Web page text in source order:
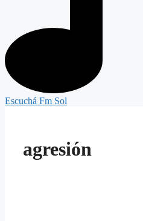
Escuchá Fm Sol
agresión